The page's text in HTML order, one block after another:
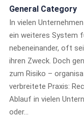
General Category
In vielen
ein weiteres System
nebeneinander, oft
ihren Zweck. Doch
zum Risiko –
verbreitete Praxis:
Ablauf in vielen
oder…